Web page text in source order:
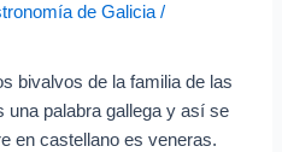
de Galicia/
bivalvos de la familia de las
una palabra gallega y así se
en castellano es veneras.